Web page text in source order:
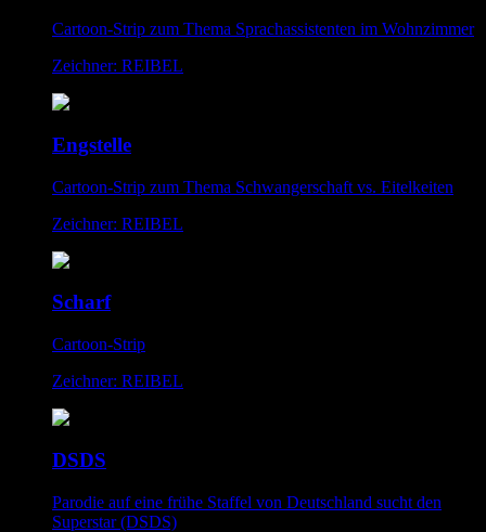
Cartoon-Strip zum Thema Sprachassistenten im Wohnzimmer
Zeichner: REIBEL
Engstelle
Cartoon-Strip zum Thema Schwangerschaft vs. Eitelkeiten
Zeichner: REIBEL
Scharf
Cartoon-Strip
Zeichner: REIBEL
DSDS
Parodie auf eine frühe Staffel von Deutschland sucht den
Superstar (DSDS)